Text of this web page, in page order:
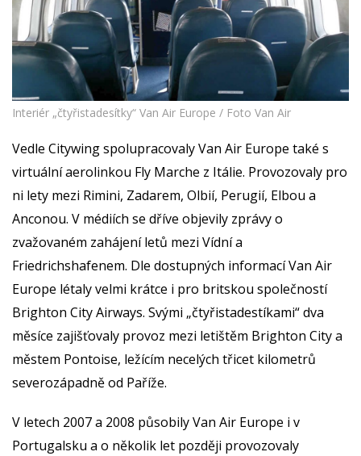
Interiér „čtyřistadesítky“ Van Air Europe / Foto Van Air
Vedle Citywing spolupracovaly Van Air Europe také s
virtuální aerolinkou Fly Marche z Itálie. Provozovaly pro
ni lety mezi Rimini, Zadarem, Olbií, Perugií, Elbou a
Anconou. V médiích se dříve objevily zprávy o
zvažovaném zahájení letů mezi Vídní a
Friedrichshafenem. Dle dostupných informací Van Air
Europe létaly velmi krátce i pro britskou společností
Brighton City Airways. Svými „čtyřistadestíkami“ dva
měsíce zajišťovaly provoz mezi letištěm Brighton City a
městem Pontoise, ležícím necelých třicet kilometrů
severozápadně od Paříže.
V letech 2007 a 2008 působily Van Air Europe i v
Portugalsku a o několik let později provozovaly